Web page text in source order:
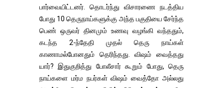
பார்வையிட்டனர். தொடர்ந்து விசாரணை நடத்திய
போது 10 தெருநாய்களுக்கு அந்த பகுதியை சேர்ந்த
பெண் ஒருவர் தினமும் உணவு வழங்கி வந்ததும்,
கடந்த 2-ந்தேதி முதல் தெரு நாய்கள்
காணாமல்போனதும் தெரிந்தது. விஷம் வைத்தது
யார்? இதுகுறித்து போலீசார் கூறும் போது, தெரு
நாய்களை மர்ம நபர்கள் விஷம் வைத்தோ அல்லது